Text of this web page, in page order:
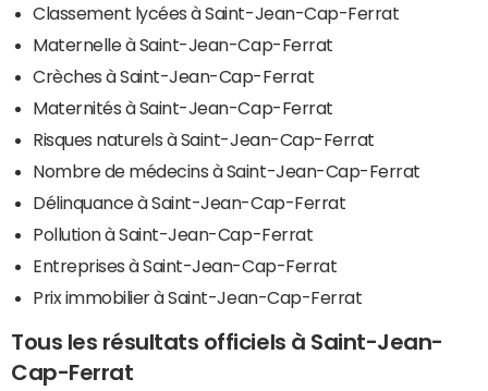
Classement lycées à Saint-Jean-Cap-Ferrat
Maternelle à Saint-Jean-Cap-Ferrat
Crèches à Saint-Jean-Cap-Ferrat
Maternités à Saint-Jean-Cap-Ferrat
Risques naturels à Saint-Jean-Cap-Ferrat
Nombre de médecins à Saint-Jean-Cap-Ferrat
Délinquance à Saint-Jean-Cap-Ferrat
Pollution à Saint-Jean-Cap-Ferrat
Entreprises à Saint-Jean-Cap-Ferrat
Prix immobilier à Saint-Jean-Cap-Ferrat
Tous les résultats officiels à Saint-Jean-
Cap-Ferrat